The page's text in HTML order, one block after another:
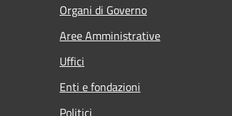
Organi di Governo
Aree Amministrative
Uffici
Enti e fondazioni
Politici